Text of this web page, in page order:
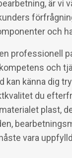
är vi
och
professionell
och
kan känna dig
du
plast,
vara